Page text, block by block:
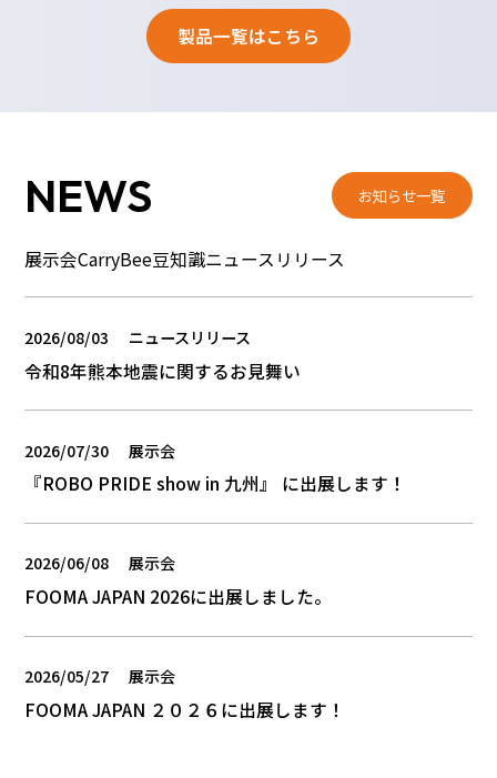
製品一覧はこちら
NEWS お知らせ一覧
展示会CarryBee豆知識ニュースリリース
2026/08/03 ニュースリリース
令和8年熊本地震に関するお見舞い
2026/07/30 展示会
『ROBO PRIDE show in 九州』 に出展します！
2026/06/08 展示会
FOOMA JAPAN 2026に出展しました。
2026/05/27 展示会
FOOMA JAPAN ２０２６に出展します！